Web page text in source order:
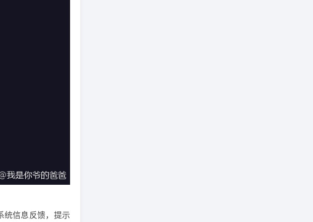
统信息反馈，提示